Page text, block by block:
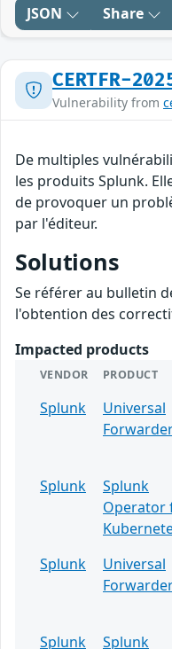
JSON Share
CERTFR-
Vulnerability from
De multiples
les produits Splunk.
de provoquer un
par l'éditeur.
Solutions
Se référer au bulletin
l'obtention des
Impacted products
VENDOR PRODUCT
Splunk
Universal
Splunk
Splunk
Operator
Splunk
Universal
Splunk
Splunk